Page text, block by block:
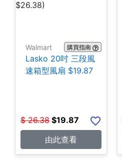
Walmart 購買指南
Lasko 20吋 三段風
速箱型風扇 $19.87
$ 26.38 $19.87
由此查看